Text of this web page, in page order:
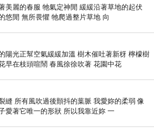
美麗的春服 牠氣定神閒 緩緩沿著草地的起伏
悠閒 無所畏懼 牠爬過整片草地 向
陽光正幫空氣緩緩加溫 樹木催吐著新枒 檸檬樹
早在枝頭喧鬧 春風徐徐吹著 花園中花
縫 所有風吹過後顫抖的葉脈 我愛妳的柔弱 像
愛著它唯一的形狀 所以我靠近妳 一